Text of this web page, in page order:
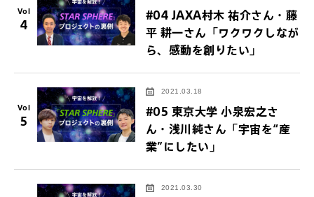
Vol
4
#04 JAXA村木 祐介さん・藤
平 耕一さん「ワクワクしなが
ら、感動を創りたい」
Vol
5
2021.03.18
#05 東京大学 小泉宏之さ
ん・浅川純さん「宇宙を“産
業”にしたい」
2021.03.30